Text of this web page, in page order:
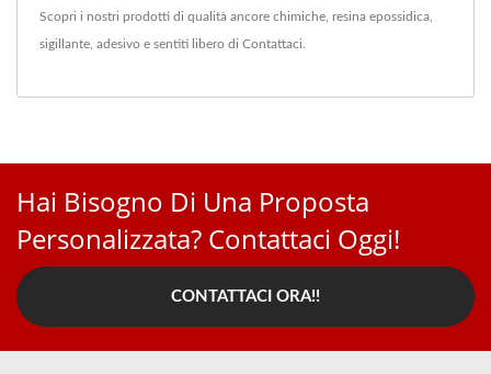
Scopri i nostri prodotti di qualità ancore chimiche resina epossidica
sigillante adesivo e sentiti libero di Contattaci
Hai Bisogno Di Una Proposta
Personalizzata? Contattaci Oggi!
CONTATTACI ORA!!